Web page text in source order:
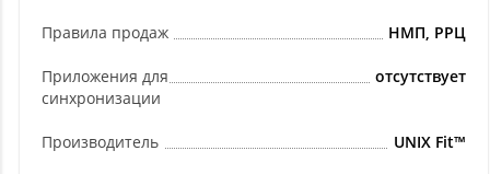
Правила продаж НМП, РРЦ
Приложения для
синхронизации
отсутствует
Производитель UNIX Fit™